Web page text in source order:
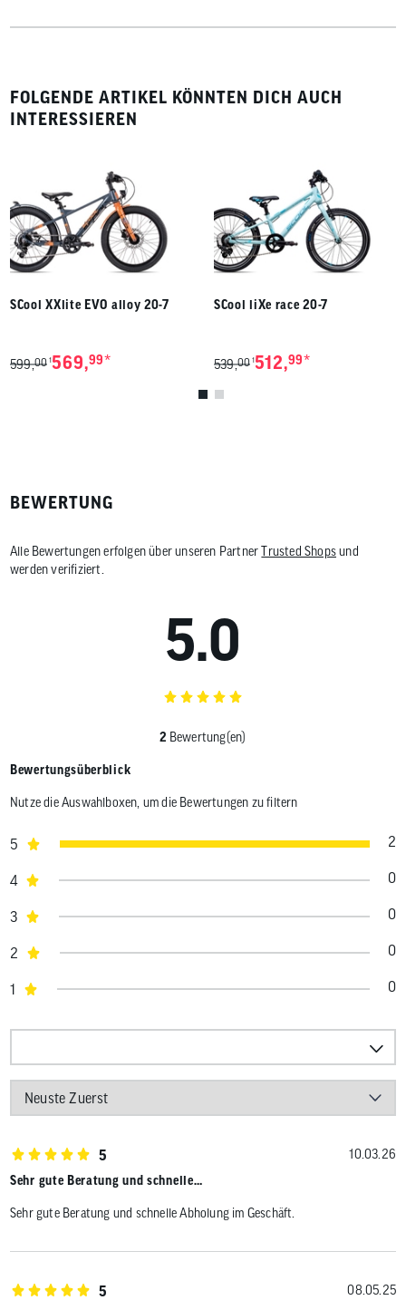
FOLGENDE ARTIKEL KÖNNTEN DICH AUCH
INTERESSIEREN
SCool XXlite EVO alloy 20-7
599,00 1569,99*
SCool liXe race 20-7
539,00 1512,99*
BEWERTUNG
Alle Bewertungen erfolgen über unseren PartnerTrusted Shopsund
werden verifiziert.
5.0
2 Bewertung(en)
Bewertungsüberblick
Nutze die Auswahlboxen, um die Bewertungen zu filtern
5 2
4 0
3 0
2 0
1 0
5
10.03.26
Sehr gute Beratung und schnelle…
Sehr gute Beratung und schnelle Abholung im Geschäft.
5
08.05.25